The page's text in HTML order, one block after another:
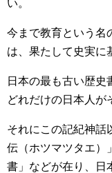
い。
今まで教育という名
は、果たして史実に
日本の最も古い歴史
どれだけの日本人が
それにこの記紀神話
伝（ホツマツタエ）
書」などが在り、日